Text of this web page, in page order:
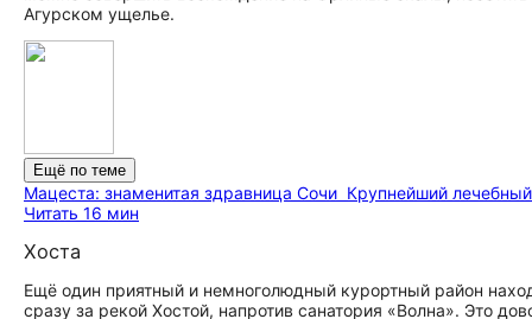
Агурском ущелье.
Ещё по теме
Мацеста: знаменитая здравница Сочи Крупнейший
Читать 16 мин
Хоста
Ещё один приятный и немноголюдный курортный район
сразу за рекой Хостой, напротив санатория «Волна». Это